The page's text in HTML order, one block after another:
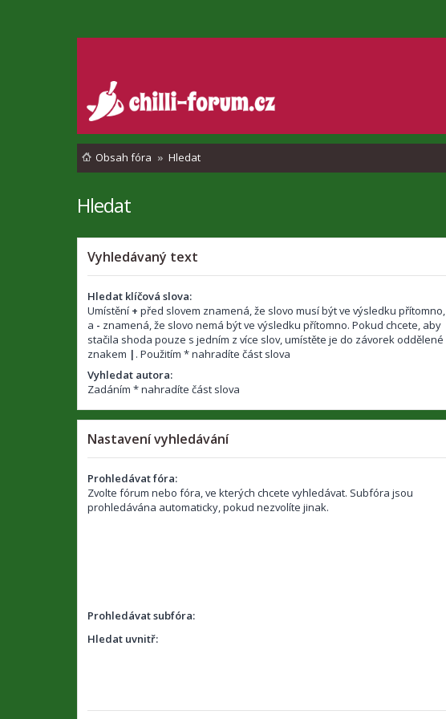
Obsah fóra Hledat
Hledat
Vyhledávaný text
Hledat klíčová slova:
Umístění + před slovem znamená, že slovo musí být ve výsledku přítomno,
a - znamená, že slovo nemá být ve výsledku přítomno. Pokud chcete, aby
stačila shoda pouze s jedním z více slov, umístěte je do závorek oddělené
znakem | . Použitím * nahradíte část slova
Vyhledat autora:
Zadáním * nahradíte část slova
Nastavení vyhledávání
Prohledávat fóra:
Zvolte fórum nebo fóra, ve kterých chcete vyhledávat. Subfóra jsou
prohledávána automaticky, pokud nezvolíte jinak.
Prohledávat subfóra:
Hledat uvnitř: